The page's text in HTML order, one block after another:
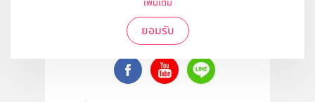
เพิ่มเติม
ยอมรับ
ติดตามเราได้ที่